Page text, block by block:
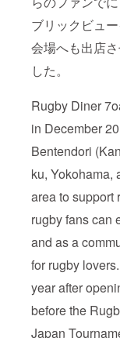
ブリックビュ
会場へも出店
した。
Rugby Diner
in December
Bentendori
ku, Yokohama,
area to support
rugby fans can
and as a
for rugby
year after
before the
Japan